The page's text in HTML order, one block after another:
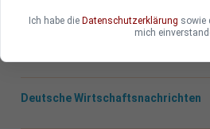
Werke in den USA und
Deutsche Wirtschaftsnachrichten
Ich habe die Datenschutzerklärung sowie
mich